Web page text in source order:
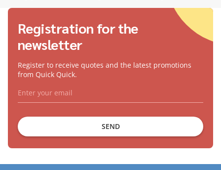
Registration for the
newsletter
Register to receive quotes and the latest promotions
from Quick Quick.
SEND